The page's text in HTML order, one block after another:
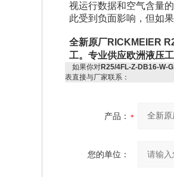
视运行数据和空气含量
此受到负面影响，但如
全新原厂RICKMEIER
工。专业供应欧洲液压
如果你对R25/4FL-Z-DB16-W-
表直接与厂家联系：
产品：
您的单位：